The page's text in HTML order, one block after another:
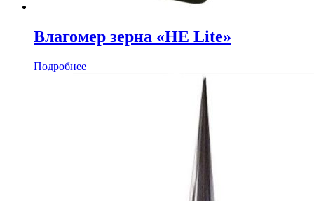
Влагомер зерна «НЕ Lite»
Подробнее